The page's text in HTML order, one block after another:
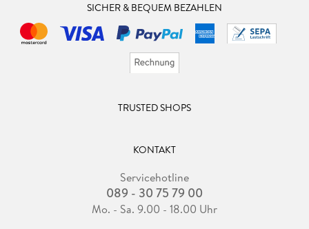
SICHER & BEQUEM BEZAHLEN
TRUSTED SHOPS
KONTAKT
Servicehotline
089 - 30 75 79 00
Mo. - Sa. 9.00 - 18.00 Uhr